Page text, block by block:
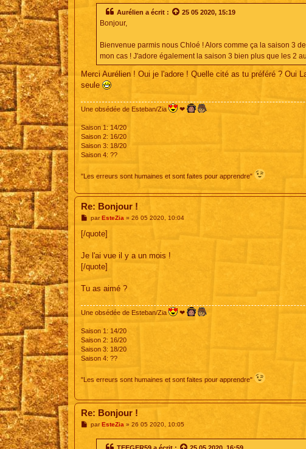
Aurélien a écrit : 25 05 2020, 15:19
Bonjour,
Bienvenue parmis nous Chloé ! Alors comme ça la saison 3
mon cas ! J'adore également la saison 3 bien plus que les 2
Merci Aurélien ! Oui je l'adore ! Quelle cité as tu préféré ? Oui
seule
Une obsédée de Esteban/Zia ❤
Saison 1: 14/20
Saison 2: 16/20
Saison 3: 18/20
Saison 4: ??
"Les erreurs sont humaines et sont faites pour apprendre"
Re: Bonjour !
M
s
s
g
parEsteZia » 26 05 2020, 10:04
[/quote]
Je l'ai vue il y a un mois !
[/quote]
Tu as aimé ?
Une obsédée de Esteban/Zia ❤
Saison 1: 14/20
Saison 2: 16/20
Saison 3: 18/20
Saison 4: ??
"Les erreurs sont humaines et sont faites pour apprendre"
Re: Bonjour !
MparEsteZia » 26 05 2020, 10:05